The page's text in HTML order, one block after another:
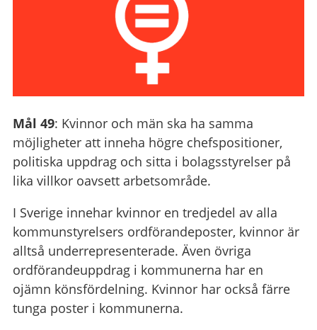
Mål 49: Kvinnor och män ska ha samma
möjligheter att inneha högre chefspositioner,
politiska uppdrag och sitta i bolagsstyrelser på
lika villkor oavsett arbetsområde.
I Sverige innehar kvinnor en tredjedel av alla
kommunstyrelsers ordförandeposter, kvinnor är
alltså underrepresenterade. Även övriga
ordförandeuppdrag i kommunerna har en
ojämn könsfördelning. Kvinnor har också färre
tunga poster i kommunerna.